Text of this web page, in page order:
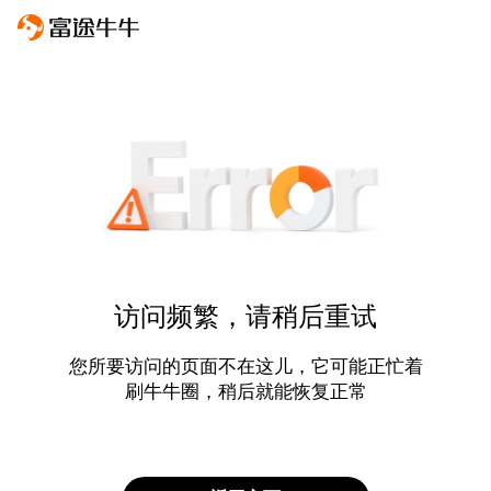
访问频繁，请稍后重试
您所要访问的页面不在这儿，它可能正忙着
刷牛牛圈，稍后就能恢复正常